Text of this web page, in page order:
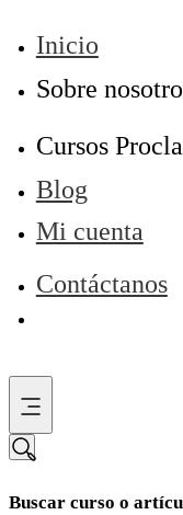
Inicio
Sobre
Cursos
Blog
Mi cuenta
Contáctanos
Buscar curso o